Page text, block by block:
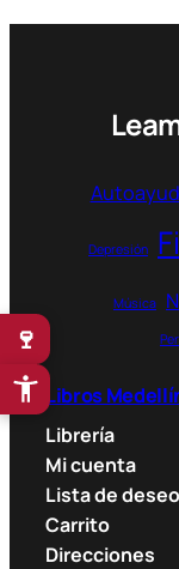
Depresión
Música
Libros
Librería
Mi cuenta
Lista de
Carrito
Direcciones
🍷